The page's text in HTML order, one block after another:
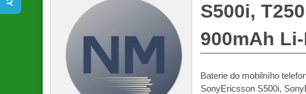
S500i,
900mAh
Baterie do mobilního
SonyEricsson S500i,